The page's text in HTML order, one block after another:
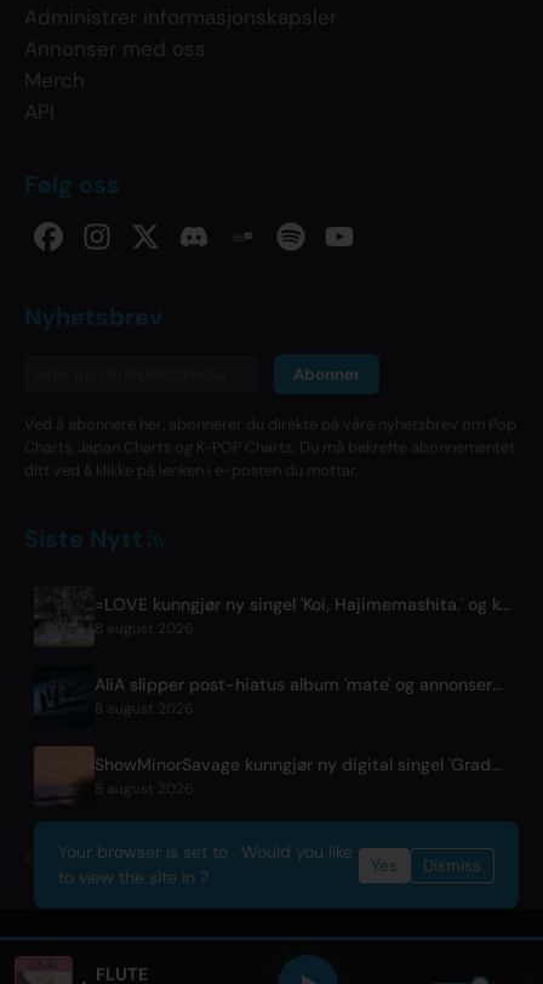
Administrer informasjonskapsler
Annonser med oss
Merch
API
Følg oss
Nyhetsbrev
Abonner
Ved å abonnere her, abonnerer du direkte på våre nyhetsbrev om Pop
Charts, Japan Charts og K-POP Charts. Du må bekrefte abonnementet
ditt ved å klikke på lenken i e-posten du mottar.
Siste Nytt
=LOVE kunngjør ny singel 'Koi, Hajimemashita.' og konserter på Tokyo Dome
8 august 2026
AliA slipper post-hiatus album 'mate' og annonserer Tokyo-konsert
8 august 2026
ShowMinorSavage kunngjør ny digital singel 'Gradation'
8 august 2026
© 2026 OnlyHit. All rights reserved. - Metadata provided byACRCloud
FLUTE
Your browser is set to . Would you like
to view the site in ?
Yes Dismiss